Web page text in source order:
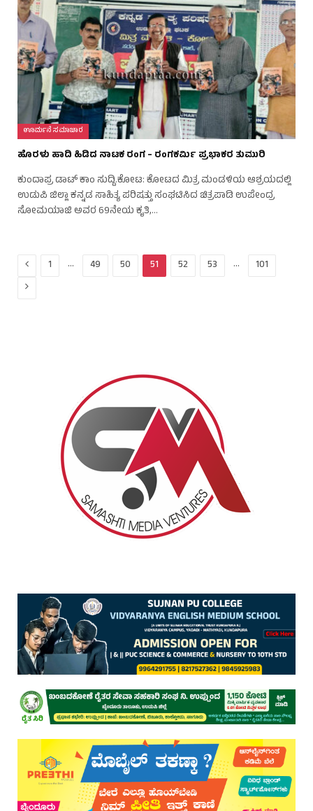
ಊರ್ಮನೆ ಸಮಾಚಾರ
ಹೊರಳು ಹಾದಿ ಹಿಡಿದ ನಾಟಕ ರಂಗ – ರಂಗಕರ್ಮಿ ಪ್ರಭಾಕರ ತುಮುರಿ
ಕುಂದಾಪ್ರ ಡಾಟ್‌ ಕಾಂ ಸುದ್ದಿ.ಕೋಟ: ಕೋಟದ ಮಿತ್ರ ಮಂಡಳಿಯ ಆಶ್ರಯದಲ್ಲಿ
ಉಡುಪಿ ಜಿಲ್ಲಾ ಕನ್ನಡ ಸಾಹಿತ್ಯ ಪರಿಷತ್ತು ಸಂಘಟಿಸಿದ ಚಿತ್ರಪಾಡಿ ಉಪೇಂದ್ರ
ಸೋಮಯಾಜಿ ಅವರ 69ನೇಯ ಕೃತಿ,…
Previous
1 … 49 50 51 52 53 … 101
Next